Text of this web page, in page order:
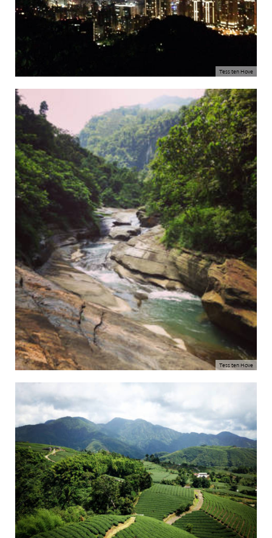
Tess ten Hove
Tess ten Hove